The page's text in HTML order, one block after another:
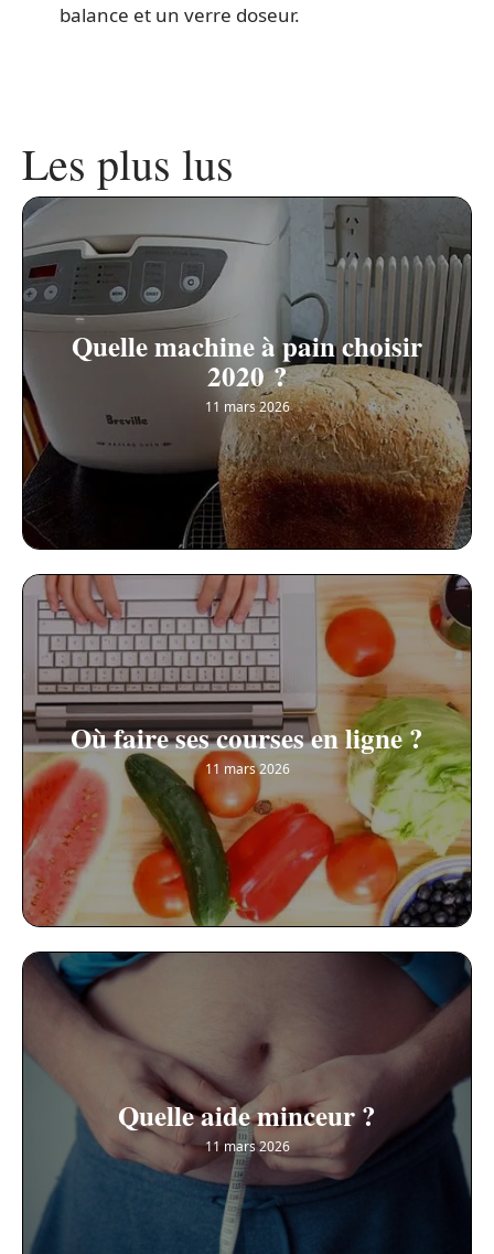
balance et un verre doseur.
Les plus lus
Quelle machine à pain choisir
2020 ?
11 mars 2026
Où faire ses courses en ligne ?
11 mars 2026
Quelle aide minceur ?
11 mars 2026